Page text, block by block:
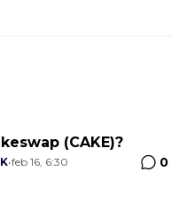
(CAKE)?
•feb 16, 6:30 0